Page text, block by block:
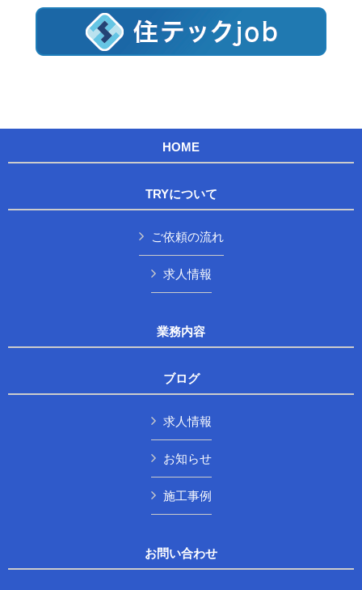
HOME
TRYについて
ご依頼の流れ
求人情報
業務内容
ブログ
求人情報
お知らせ
施工事例
お問い合わせ